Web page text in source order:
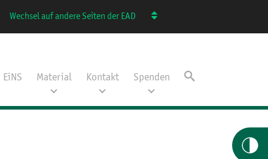
Wechsel auf andere Seiten der EAD
EiNS Material Kontakt Spenden